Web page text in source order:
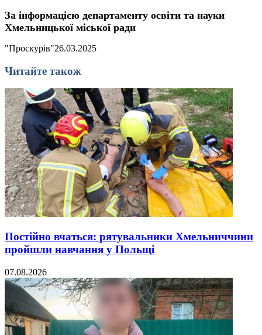
За інформацією департаменту освіти та науки
Хмельницької міської ради
"Проскурів"26.03.2025
Читайте також
Постійно вчаться: рятувальники Хмельниччини
пройшли навчання у Польщі
07.08.2026